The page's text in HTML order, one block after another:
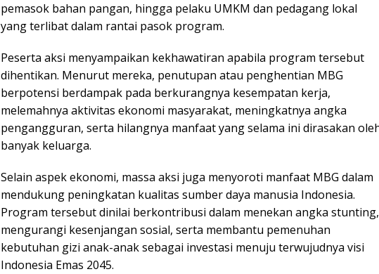
pemasok bahan pangan, hingga pelaku UMKM dan pedagang lokal
yang terlibat dalam rantai pasok program.
Peserta aksi menyampaikan kekhawatiran apabila program tersebut
dihentikan. Menurut mereka, penutupan atau penghentian MBG
berpotensi berdampak pada berkurangnya kesempatan kerja,
melemahnya aktivitas ekonomi masyarakat, meningkatnya angka
pengangguran, serta hilangnya manfaat yang selama ini dirasakan
banyak keluarga.
Selain aspek ekonomi, massa aksi juga menyoroti manfaat MBG dalam
mendukung peningkatan kualitas sumber daya manusia Indonesia.
Program tersebut dinilai berkontribusi dalam menekan angka stunting,
mengurangi kesenjangan sosial, serta membantu pemenuhan
kebutuhan gizi anak-anak sebagai investasi menuju terwujudnya visi
Indonesia Emas 2045.